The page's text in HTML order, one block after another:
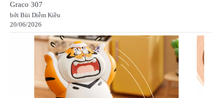
Graco 307
bởi Bùi Diễm Kiều
20/06/2026